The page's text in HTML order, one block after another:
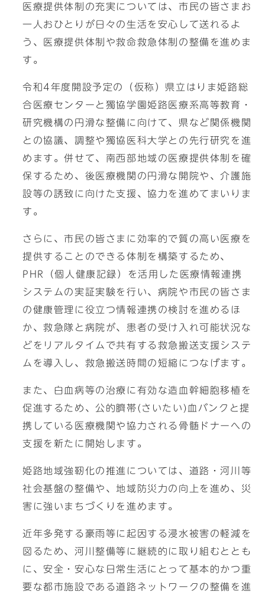
医療提供体制の充実については、市民の皆さまお
一人おひとりが日々の生活を安心して送れるよ
う、医療提供体制や救命救急体制の整備を進めま
す。
令和4年度開設予定の（仮称）県立はりま姫路総
合医療センターと獨協学園姫路医療系高等教育・
研究機構の円滑な整備に向けて、県など関係機関
との協議、調整や獨協医科大学との先行研究を進
めます。併せて、南西部地域の医療提供体制を確
保するため、後医療機関の円滑な開院や、介護施
設等の誘致に向けた支援、協力を進めてまいりま
す。
さらに、市民の皆さまに効率的で質の高い医療を
提供することのできる体制を構築するため、
PHR（個人健康記録）を活用した医療情報連携
システムの実証実験を行い、病院や市民の皆さま
の健康管理に役立つ情報連携の検討を進めるほ
か、救急隊と病院が、患者の受け入れ可能状況な
どをリアルタイムで共有する救急搬送支援システ
ムを導入し、救急搬送時間の短縮につなげます。
また、白血病等の治療に有効な造血幹細胞移植を
促進するため、公的臍帯(さいたい)血バンクと提
携している医療機関や協力される骨髄ドナーへの
支援を新たに開始します。
姫路地域強靭化の推進については、道路・河川等
社会基盤の整備や、地域防災力の向上を進め、災
害に強いまちづくりを進めます。
近年多発する豪雨等に起因する浸水被害の軽減を
図るため、河川整備等に継続的に取り組むととも
に、安全・安心な日常生活にとって基本的かつ重
要な都市施設である道路ネットワークの整備を進